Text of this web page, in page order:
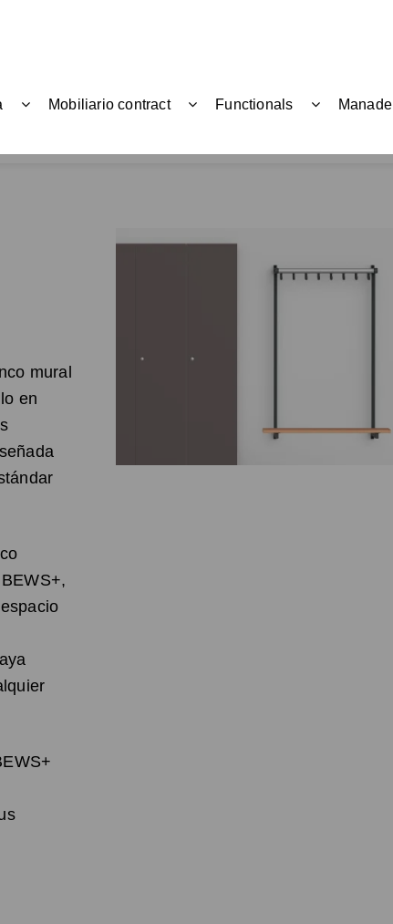
Mobiliario contract Functionals Manade
mural
en